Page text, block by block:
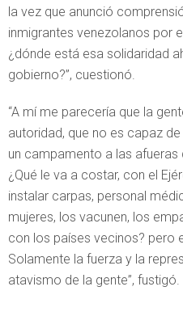
la vez que anunció
inmigrantes venezolanos por
¿dónde está esa solidaridad
gobierno?”, cuestionó.
“A mí me parecería que la
autoridad, que no es capaz
un campamento a las afueras
¿Qué le va a costar, con el
instalar carpas, personal
mujeres, los vacunen, los
con los países vecinos? pero
Solamente la fuerza y la
atavismo de la gente”, fustigó.